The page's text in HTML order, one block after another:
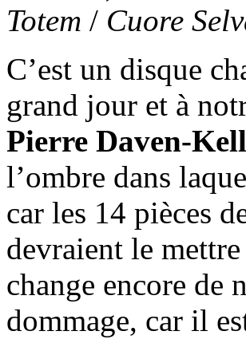
Totem / Cuore
C’est un disque
grand jour et à
Pierre Daven-
l’ombre dans
car les 14 pièces
devraient le
change encore de
dommage, car il